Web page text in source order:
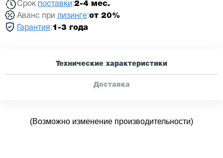
Срок поставки :2-4 мес.
Аванс при лизинге:от 20%
Гарантия :1-3 года
Технические характеристики
Доставка
(Возможно изменение производительности)